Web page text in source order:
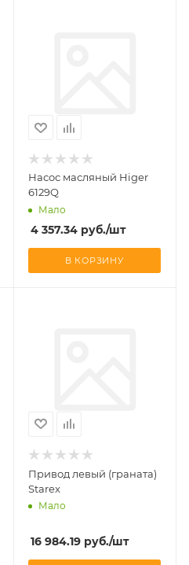
Насос масляный Higer
6129Q
Мало
4 357.34руб./шт
В КОРЗИНУ
Привод левый (граната)
Starex
Мало
16 984.19руб./шт